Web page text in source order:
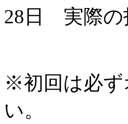
28日 実際の
※初回は必ず
い。